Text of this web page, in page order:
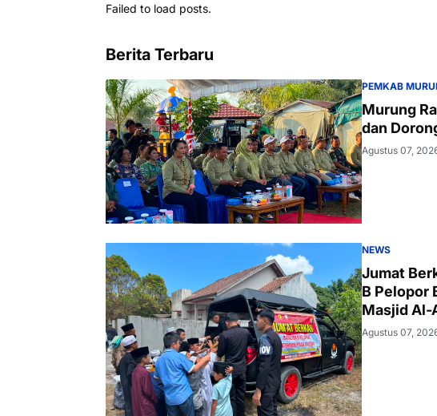
Failed to load posts.
Berita Terbaru
PEMKAB
Murung
dan
Agustus 07,
NEWS
Jumat
B Pelopor
Masjid Al-
Agustus 07,